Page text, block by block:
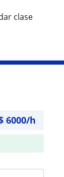
clase
6000/h